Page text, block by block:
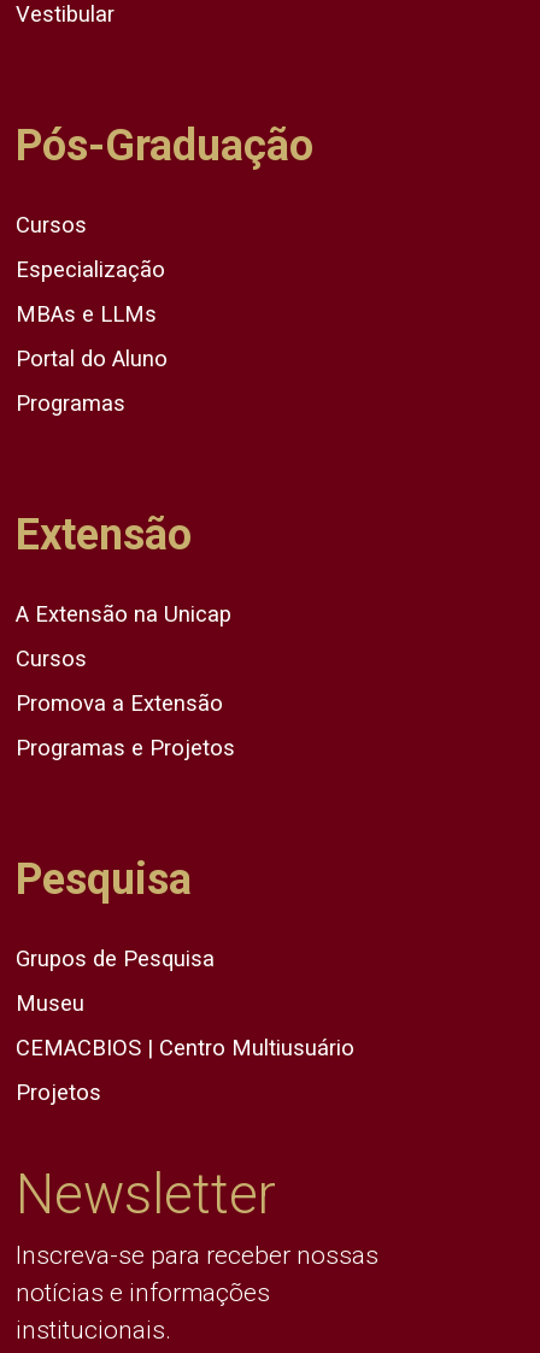
Vestibular
Pós-Graduação
Cursos
Especialização
MBAs e LLMs
Portal do Aluno
Programas
Extensão
A Extensão na Unicap
Cursos
Promova a Extensão
Programas e Projetos
Pesquisa
Grupos de Pesquisa
Museu
CEMACBIOS | Centro Multiusuário
Projetos
Newsletter
Inscreva-se para receber nossas
notícias e informações
institucionais.